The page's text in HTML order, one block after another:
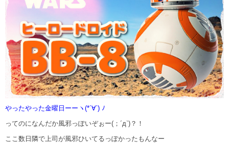
やったやった金曜日ーーヽ(*´∀`) ﾉ
ってのになんだか風邪っぽいぞぉー(；´д`)？！
ここ数日隣で上司が風邪ひいてるっぽかったもんなー